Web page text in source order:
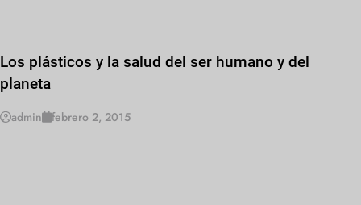
Los plásticos y la salud del ser humano y del
planeta
admin febrero 2, 2015